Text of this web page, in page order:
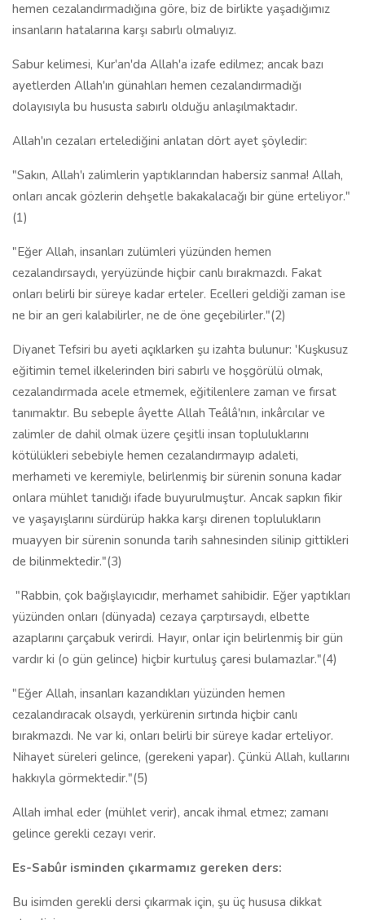
hemen cezalandırmadığına göre, biz de birlikte yaşadığımız
insanların hatalarına karşı sabırlı olmalıyız.
Sabur kelimesi, Kur'an'da Allah'a izafe edilmez; ancak bazı
ayetlerden Allah'ın günahları hemen cezalandırmadığı
dolayısıyla bu hususta sabırlı olduğu anlaşılmaktadır.
Allah'ın cezaları ertelediğini anlatan dört ayet şöyledir:
"Sakın, Allah'ı zalimlerin yaptıklarından habersiz sanma! Allah,
onları ancak gözlerin dehşetle bakakalacağı bir güne erteliyor."
(1)
"Eğer Allah, insanları zulümleri yüzünden hemen
cezalandırsaydı, yeryüzünde hiçbir canlı bırakmazdı. Fakat
onları belirli bir süreye kadar erteler. Ecelleri geldiği zaman ise
ne bir an geri kalabilirler, ne de öne geçebilirler."(2)
Diyanet Tefsiri bu ayeti açıklarken şu izahta bulunur: 'Kuşkusuz
eğitimin temel ilkelerinden biri sabırlı ve hoşgörülü olmak,
cezalandırmada acele etmemek, eğitilenlere zaman ve fırsat
tanımaktır. Bu sebeple âyette Allah Teâlâ'nın, inkârcılar ve
zalimler de dahil olmak üzere çeşitli insan topluluklarını
kötülükleri sebebiyle hemen cezalandırmayıp adaleti,
merhameti ve keremiyle, belirlenmiş bir sürenin sonuna kadar
onlara mühlet tanıdığı ifade buyurulmuştur. Ancak sapkın fikir
ve yaşayışlarını sürdürüp hakka karşı direnen toplulukların
muayyen bir sürenin sonunda tarih sahnesinden silinip gittikleri
de bilinmektedir."(3)
"Rabbin, çok bağışlayıcıdır, merhamet sahibidir. Eğer yaptıkları
yüzünden onları (dünyada) cezaya çarptırsaydı, elbette
azaplarını çarçabuk verirdi. Hayır, onlar için belirlenmiş bir gün
vardır ki (o gün gelince) hiçbir kurtuluş çaresi bulamazlar."(4)
"Eğer Allah, insanları kazandıkları yüzünden hemen
cezalandıracak olsaydı, yerkürenin sırtında hiçbir canlı
bırakmazdı. Ne var ki, onları belirli bir süreye kadar erteliyor.
Nihayet süreleri gelince, (gerekeni yapar). Çünkü Allah, kullarını
hakkıyla görmektedir."(5)
Allah imhal eder (mühlet verir), ancak ihmal etmez; zamanı
gelince gerekli cezayı verir.
Es-Sabûr isminden çıkarmamız gereken ders:
Bu isimden gerekli dersi çıkarmak için, şu üç hususa dikkat